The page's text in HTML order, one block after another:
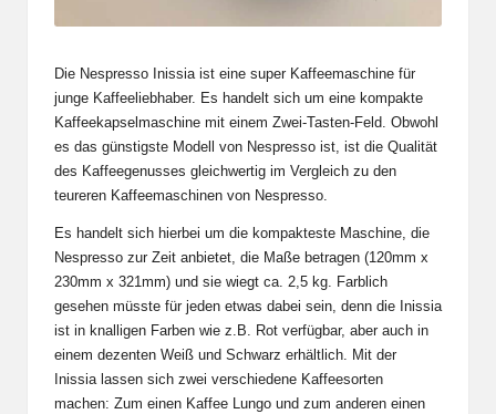
Die Nespresso Inissia ist eine super Kaffeemaschine für
junge Kaffeeliebhaber. Es handelt sich um eine kompakte
Kaffeekapselmaschine mit einem Zwei-Tasten-Feld. Obwohl
es das günstigste Modell von Nespresso ist, ist die Qualität
des Kaffeegenusses gleichwertig im Vergleich zu den
teureren Kaffeemaschinen von Nespresso.
Es handelt sich hierbei um die kompakteste Maschine, die
Nespresso zur Zeit anbietet, die Maße betragen (120mm x
230mm x 321mm) und sie wiegt ca. 2,5 kg. Farblich
gesehen müsste für jeden etwas dabei sein, denn die Inissia
ist in knalligen Farben wie z.B. Rot verfügbar, aber auch in
einem dezenten Weiß und Schwarz erhältlich. Mit der
Inissia lassen sich zwei verschiedene Kaffeesorten
machen: Zum einen Kaffee Lungo und zum anderen einen